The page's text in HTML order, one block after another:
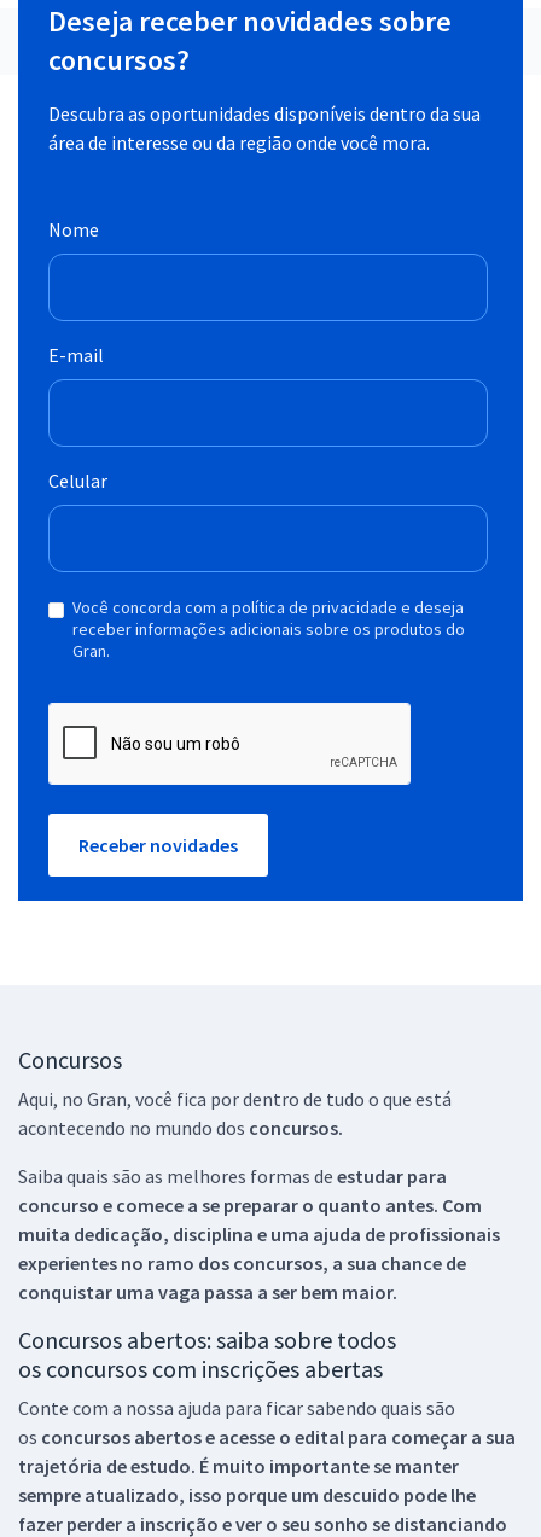
Deseja receber novidades sobre
concursos?
Descubra as oportunidades disponíveis dentro da sua
área de interesse ou da região onde você mora.
Nome
E-mail
Celular
Você concorda com a política de privacidade e deseja
receber informações adicionais sobre os produtos do
Gran.
Receber novidades
Concursos
Aqui, no Gran, você fica por dentro de tudo o que está
acontecendo no mundo dos concursos.
Saiba quais são as melhores formas de estudar para
concurso e comece a se preparar o quanto antes. Com
muita dedicação, disciplina e uma ajuda de profissionais
experientes no ramo dos concursos, a sua chance de
conquistar uma vaga passa a ser bem maior.
Concursos abertos: saiba sobre todos
os concursos com inscrições abertas
Conte com a nossa ajuda para ficar sabendo quais são
os concursos abertos e acesse o edital para começar a sua
trajetória de estudo. É muito importante se manter
sempre atualizado, isso porque um descuido pode lhe
fazer perder a inscrição e ver o seu sonho se distanciando